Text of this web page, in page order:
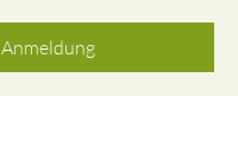
Anmeldung